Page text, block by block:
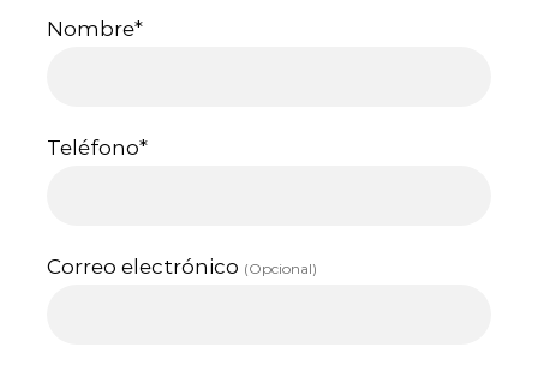
Nombre*
Teléfono*
Correo electrónico (Opcional)